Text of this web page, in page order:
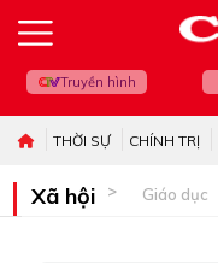
Truyền hình
THỜI SỰ CHÍNH TRỊ
Xã hội Giáo dục